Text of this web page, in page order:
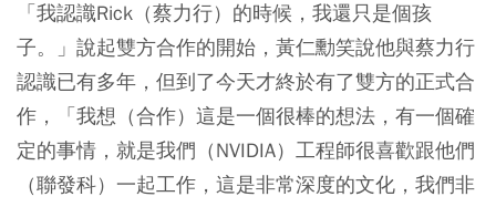
「我認識Rick（蔡力行）的時候，我還只是個孩
子。」說起雙方合作的開始，黃仁勳笑說他與蔡力行
認識已有多年，但到了今天才終於有了雙方的正式合
作，「我想（合作）這是一個很棒的想法，有一個確
定的事情，就是我們（NVIDIA）工程師很喜歡跟他們
（聯發科）一起工作，這是非常深度的文化，我們非